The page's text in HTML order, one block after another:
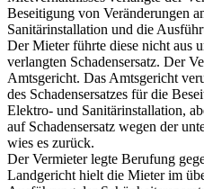
Beseitigung von Veränderungen
Sanitärinstallation und die
Der Mieter führte diese nicht aus
verlangten Schadensersatz. Der
Amtsgericht. Das Amtsgericht
des Schadensersatzes für die
Elektro- und Sanitärinstallation,
auf Schadensersatz wegen der
wies es zurück.
Der Vermieter legte Berufung
Landgericht hielt die Mieter im